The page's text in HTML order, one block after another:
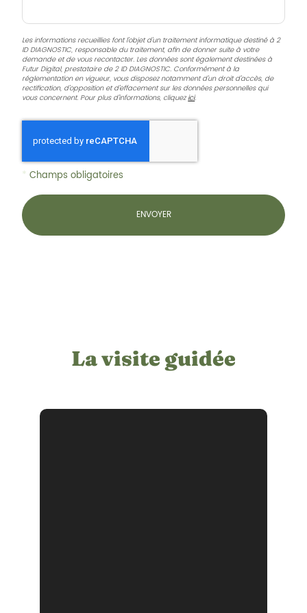
Les informations recueillies font l’objet d’un traitement informatique destiné à2
ID DIAGNOSTIC, responsable du traitement, afin de donner suite à votre
demande et de vous recontacter. Les données sont également destinées à
Futur Digital, prestataire de 2 ID DIAGNOSTIC. Conformément à la
réglementation en vigueur, vous disposez notamment d'un droit d'accès, de
rectification, d'opposition et d'effacement sur les données personnelles qui
vous concernent. Pour plus d’informations, cliquezici.
*Champs obligatoires
La visite guidée